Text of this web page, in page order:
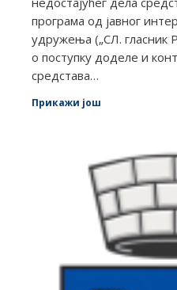
програма од јавног
удружења („СЛ.
о поступку доделе и
средстава…
Прикажи још